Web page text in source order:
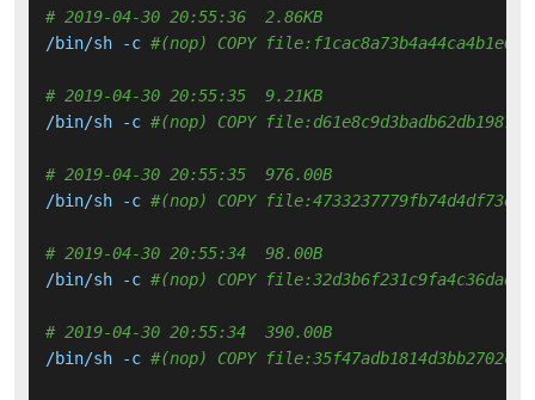
# 2019-04-30 20:55:36  2.86KB
/bin/sh -c #(nop) COPY
# 2019-04-30 20:55:35  9.21KB
/bin/sh -c #(nop) COPY
# 2019-04-30 20:55:35  976.00B
/bin/sh -c #(nop) COPY
# 2019-04-30 20:55:34  98.00B
/bin/sh -c #(nop) COPY
# 2019-04-30 20:55:34  390.00B
/bin/sh -c #(nop) COPY